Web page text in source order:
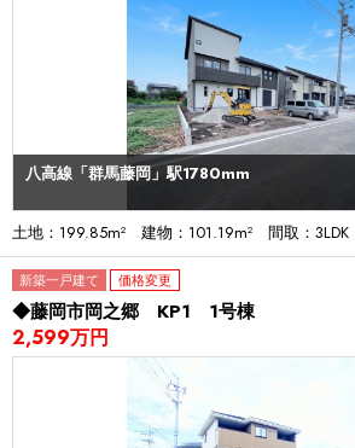
八高線「群馬藤岡」駅1780mm
土地：199.85m² 建物：101.19m² 間取：3LDK
新築一戸建て 価格変更
◆藤岡市岡之郷 KP1 1号棟
2,599万円